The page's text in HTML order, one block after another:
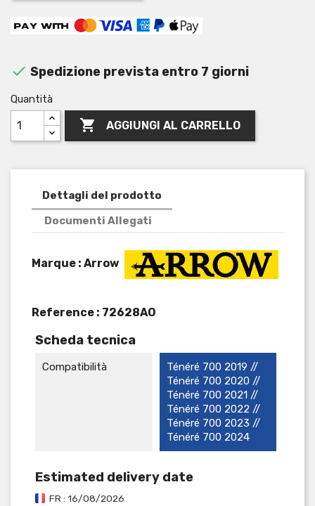
 Spedizione prevista entro 7 giorni
Quantità
 AGGIUNGI AL CARRELLO
Dettagli del prodotto
Documenti Allegati
Marque : Arrow
Reference : 72628AO
Scheda tecnica
Compatibilità
Ténéré 700 2019 //
Ténéré 700 2020 //
Ténéré 700 2021 //
Ténéré 700 2022 //
Ténéré 700 2023 //
Ténéré 700 2024
Estimated delivery date
FR : 16/08/2026